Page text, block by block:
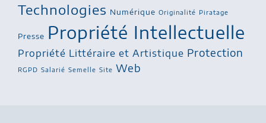
Technologies Numérique Originalité Piratage
Presse Propriété Intellectuelle
Propriété Littéraire et Artistique Protection
RGPD Salarié Semelle Site Web